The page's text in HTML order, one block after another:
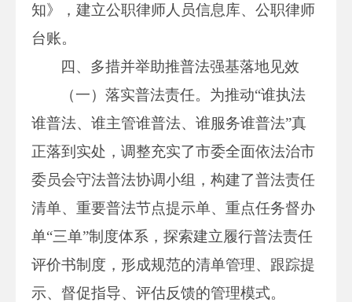
知》，建立公职律师人员信息库、公职律师
台账。
四、多措并举助推普法强基落地见效
（一）落实普法责任。为推动“谁执法
谁普法、谁主管谁普法、谁服务谁普法”真
正落到实处，调整充实了市委全面依法治市
委员会守法普法协调小组，构建了普法责任
清单、重要普法节点提示单、重点任务督办
单“三单”制度体系，探索建立履行普法责任
评价书制度，形成规范的清单管理、跟踪提
示、督促指导、评估反馈的管理模式。